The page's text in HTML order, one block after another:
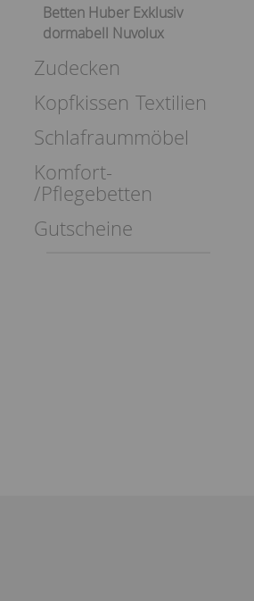
Betten Huber Exklusiv
dormabell Nuvolux
Zudecken
Kopfkissen Textilien
Schlafraummöbel
Komfort-
/Pflegebetten
Gutscheine